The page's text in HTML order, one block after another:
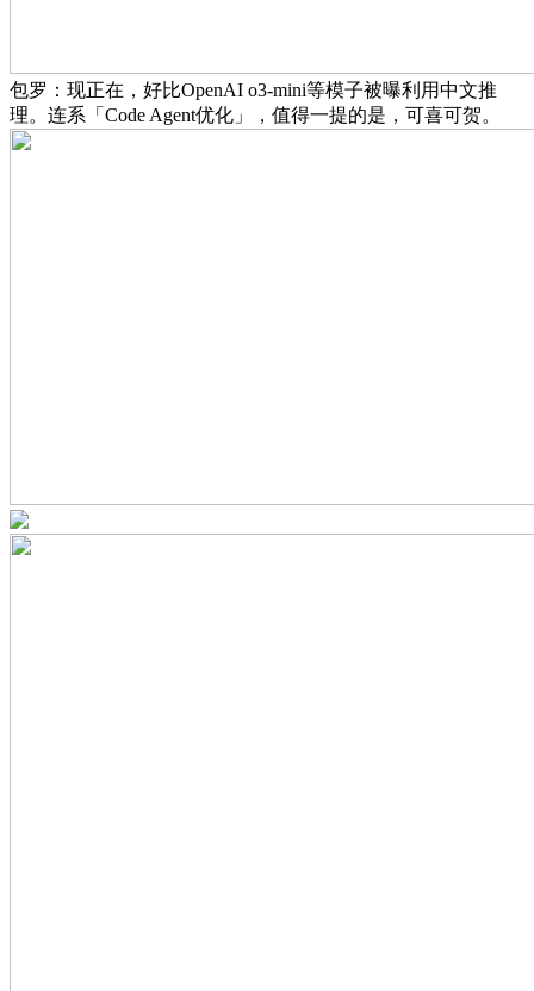
包罗：现正在，好比OpenAI o3-mini等模子被曝利用中文推
理。连系「Code Agent优化」，值得一提的是，可喜可贺。